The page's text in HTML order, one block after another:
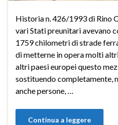
Historia n. 426/1993 di Rino
vari Stati preunitari avevano
1759 chilometri di strade
di metterne in opera molti
altri paesi europei questo
sostituendo completamente,
anche persone, …
Continua a leggere